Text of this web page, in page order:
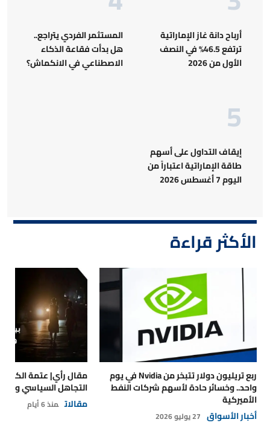
أرباح دانة غاز الإماراتية
ترتفع 46.5% في النصف
الأول من 2026
المستثمر الفردي يتراجع..
هل بدأت فقاعة الذكاء
الاصطناعي في الانكماش؟
إيقاف التداول على أسهم
طاقة الإماراتية اعتباراً من
اليوم 7 أغسطس 2026
الأكثر قراءة
ربع تريليون دولار تتبخر من Nvidia في يوم
واحد.. وخسائر حادة لأسهم شركات النفط
الأميركية
أخبار الأسواق 27 يوليو 2026
مقال رأي| عتمة
التجاهل السياسي
مقالات منذ 6 أيام